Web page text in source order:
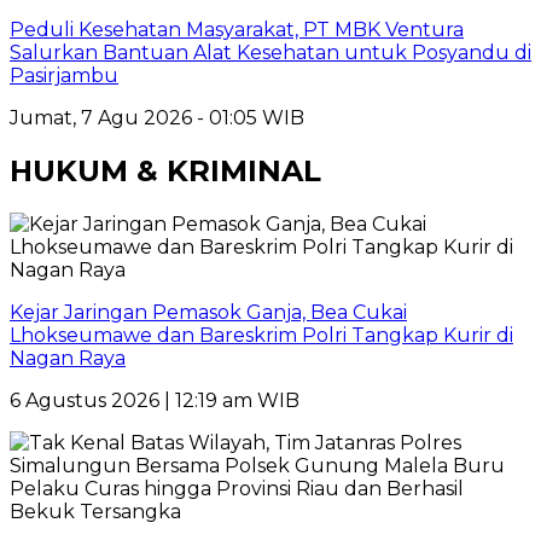
Peduli Kesehatan Masyarakat, PT MBK Ventura
Salurkan Bantuan Alat Kesehatan untuk Posyandu di
Pasirjambu
Jumat, 7 Agu 2026 - 01:05 WIB
HUKUM & KRIMINAL
Kejar Jaringan Pemasok Ganja, Bea Cukai
Lhokseumawe dan Bareskrim Polri Tangkap Kurir di
Nagan Raya
6 Agustus 2026 | 12:19 am WIB